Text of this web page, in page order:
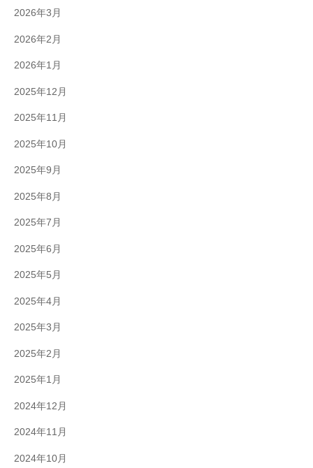
2026年3月
2026年2月
2026年1月
2025年12月
2025年11月
2025年10月
2025年9月
2025年8月
2025年7月
2025年6月
2025年5月
2025年4月
2025年3月
2025年2月
2025年1月
2024年12月
2024年11月
2024年10月